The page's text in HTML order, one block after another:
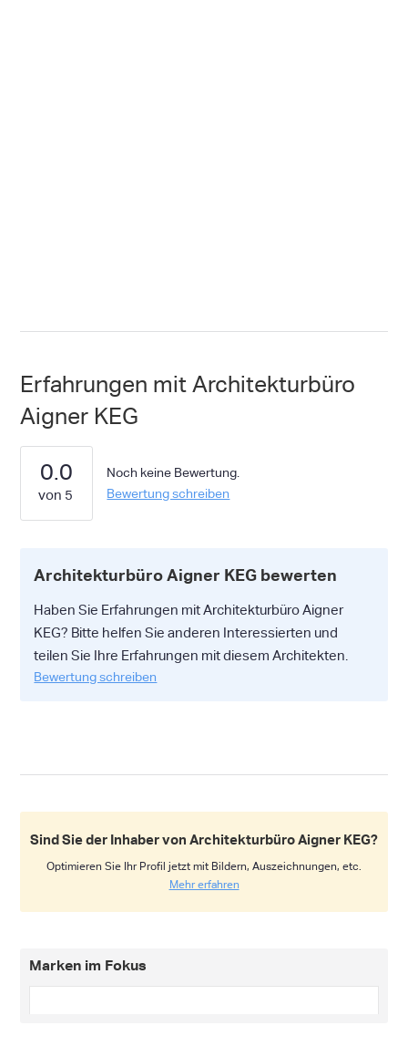
Erfahrungen mit Architekturbüro
Aigner KEG
0.0
Noch keine Bewertung.
Bewertung schreiben
Architekturbüro Aigner KEG bewerten
Haben Sie Erfahrungen mit Architekturbüro Aigner
KEG? Bitte helfen Sie anderen Interessierten und
teilen Sie Ihre Erfahrungen mit diesem Architekten.
Bewertung schreiben
Sind Sie der Inhaber von Architekturbüro Aigner KEG?
Optimieren Sie Ihr Profil jetzt mit Bildern, Auszeichnungen, etc.
Mehr erfahren
Marken im Fokus